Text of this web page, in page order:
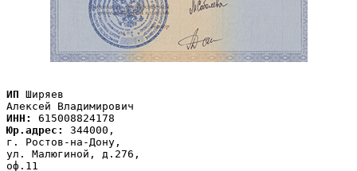
ИП Ширяев
ИНН:
Юр.адрес:
344000,
г. Ростов-на-Дону,
ул. Малюгиной, д.276,